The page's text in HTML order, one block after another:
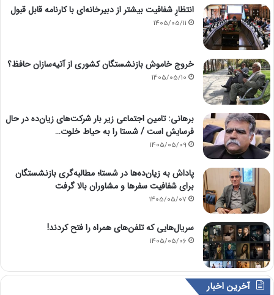
انتظارِ شفافیت بیشتر از دبیرخانه‌ای با کارنامه قابل قبول
1405/05/11
خروج خاموش بازنشستگان کشوری از آتیه‌سازان حافظ؟
1405/05/10
برهانی: تامین اجتماعی زیر بار شرکت‌های زیان‌ده در حال
فرسایش است / شستا را به حیاط خلوت…
1405/05/09
پاداش به زیان‌ده‌ها در شستا؛ مطالبه‌گری بازنشستگان
برای شفافیت سفرها و مشاوران بالا گرفت
1405/05/07
سریال‌هایی که تلفن‌های همراه را فتح کردند!
1405/05/06
آخرین اخبار